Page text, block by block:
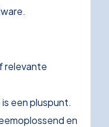
relevante
een pluspunt.
en